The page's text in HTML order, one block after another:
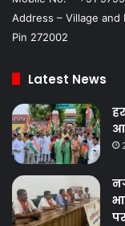
Address – Village and
Pin 272002
Latest News